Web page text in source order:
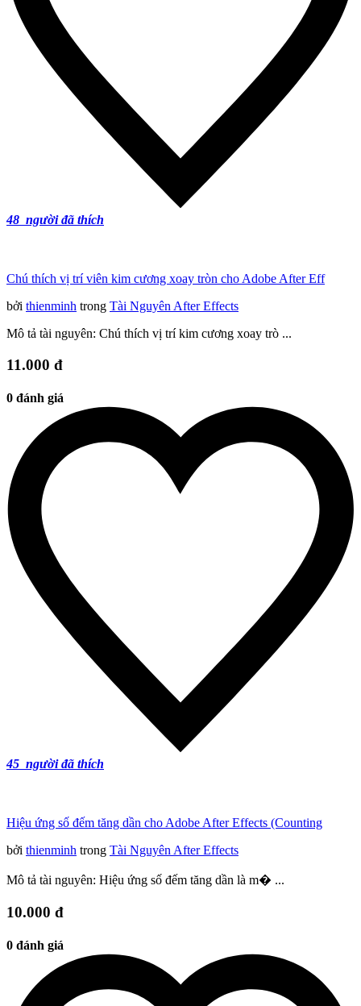
48 người đã thích
Chú thích vị trí viên kim cương xoay tròn cho Adobe After Eff
bởi thienminh trong Tài Nguyên After Effects
Mô tả tài nguyên: Chú thích vị trí kim cương xoay trò ...
11.000 đ
0 đánh giá
45 người đã thích
Hiệu ứng số đếm tăng dần cho Adobe After Effects (Counting
bởi thienminh trong Tài Nguyên After Effects
Mô tả tài nguyên: Hiệu ứng số đếm tăng dần là m� ...
10.000 đ
0 đánh giá